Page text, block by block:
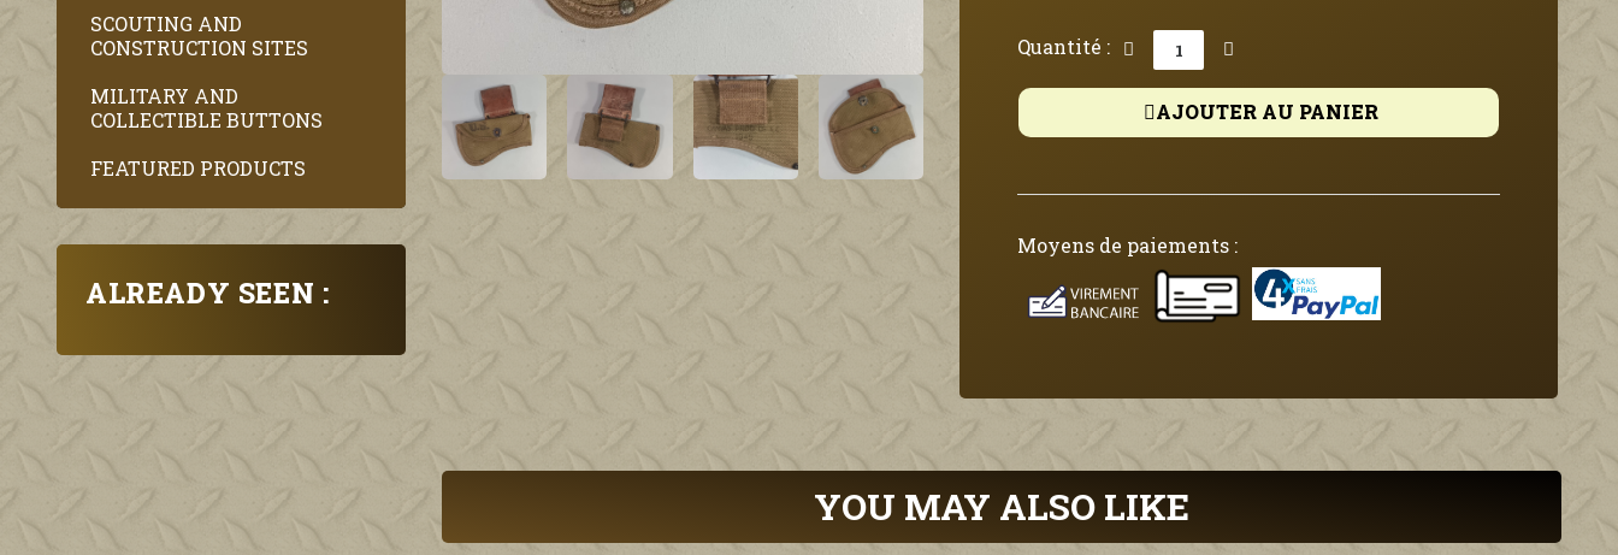
SCOUTING AND
CONSTRUCTION SITES
MILITARY AND
COLLECTIBLE BUTTONS
FEATURED PRODUCTS
ALREADY SEEN :
Quantité :
AJOUTER AU PANIER
Moyens de paiements :
YOU MAY ALSO LIKE